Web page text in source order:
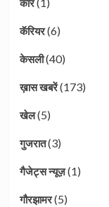
कार(1)
कॅरियर(6)
केसली(40)
ख़ास खबरें(173)
खेल(5)
गुजरात(3)
गैजेट्स न्यूज़(1)
गौरझामर(5)